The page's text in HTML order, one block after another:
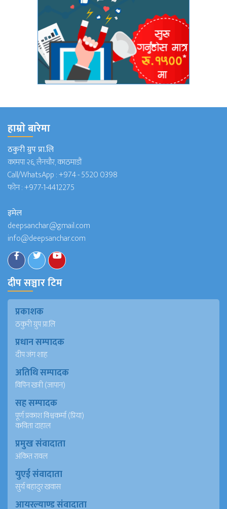
हाम्राे बारेमा
ठकुरी ग्रुप प्रा.लि
कामपा २६, लैनचौर, काठमाडौं
Call/WhatsApp :+974 - 5520 0398
फोन :+977-1-4412275
इमेल
deepsanchar@gmail.com
info@deepsanchar.com
दीप सञ्चार टिम
प्रकाशक
ठकुरी ग्रुप प्रा.लि
प्रधान सम्पादक
दीप जंग शाह
अतिथि सम्पादक
विपिन खत्री (जापान)
सह सम्पादक
पूर्ण प्रकाश विश्वकर्मा (प्रिया)
कविता दाहाल
प्रमुख संवादाता
अंकित रावल
युएई संवादाता
सुर्य बहादुर खवास
आयरल्याण्ड संवादाता